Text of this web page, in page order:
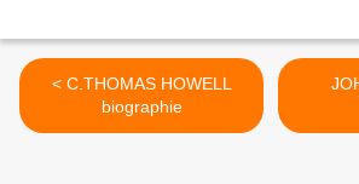
< C.THOMAS HOWELL
biographie